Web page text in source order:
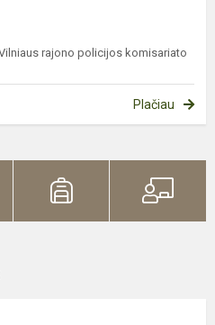
rajono policijos komisariato
Plačiau